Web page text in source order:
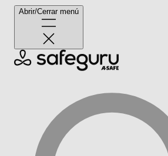
Abrir/Cerrar menú